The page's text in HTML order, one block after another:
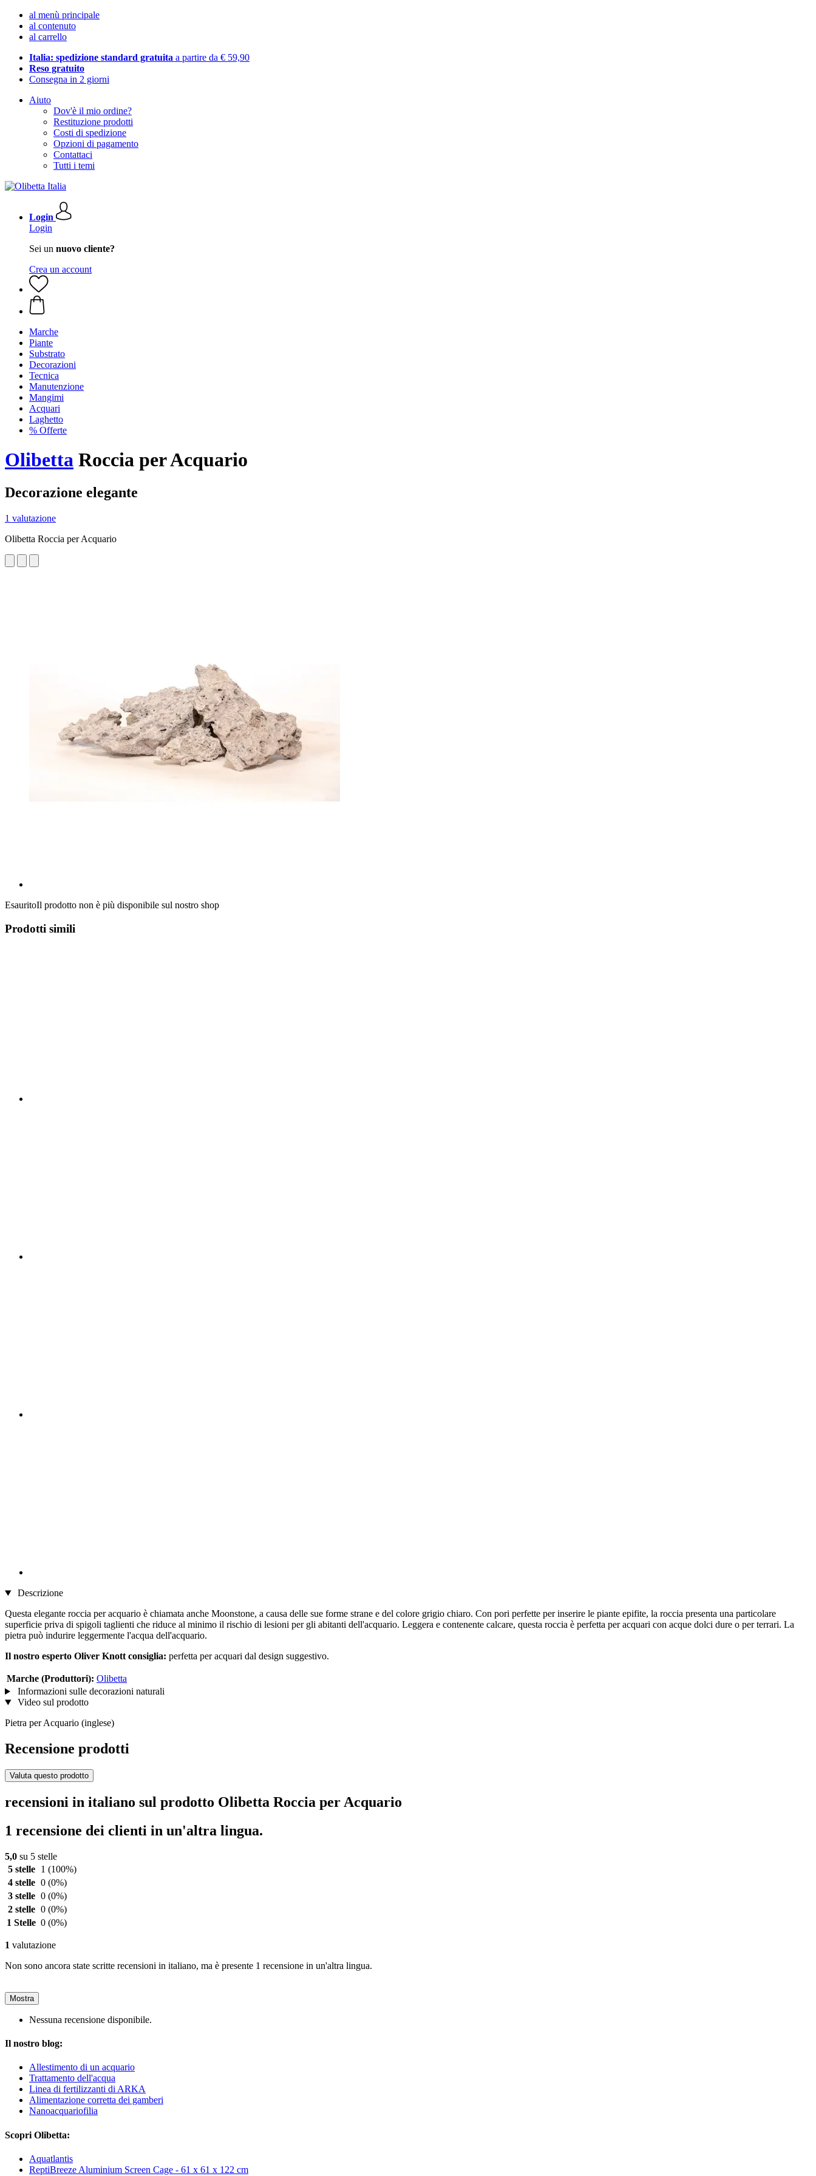
al menù principale
al contenuto
al carrello
Italia: spedizione standard gratuita a partire da € 59,90
Reso gratuito
Consegna in 2 giorni
Aiuto
Dov'è il mio ordine?
Restituzione prodotti
Costi di spedizione
Opzioni di pagamento
Contattaci
Tutti i temi
Login
Login
Sei un nuovo cliente?
Crea un account
Marche
Piante
Substrato
Decorazioni
Tecnica
Manutenzione
Mangimi
Acquari
Laghetto
% Offerte
Olibetta Roccia per Acquario
Decorazione elegante
1 valutazione
Olibetta Roccia per Acquario
EsauritoIl prodotto non è più disponibile sul nostro shop
Prodotti simili
Descrizione
Questa elegante roccia per acquario è chiamata anche Moonstone, a causa delle sue forme strane e del colore grigio chiaro. Con pori perfette per inserire le piante epifite, la roccia presenta una particolare
superficie priva di spigoli taglienti che riduce al minimo il rischio di lesioni per gli abitanti dell'acquario. Leggera e contenente calcare, questa roccia è perfetta per acquari con acque dolci dure o per terrari. La
pietra può indurire leggermente l'acqua dell'acquario.
Il nostro esperto Oliver Knott consiglia: perfetta per acquari dal design suggestivo.
Marche (Produttori): Olibetta
Informazioni sulle decorazioni naturali
Video sul prodotto
Pietra per Acquario (inglese)
Recensione prodotti
Valuta questo prodotto
recensioni in italiano sul prodotto Olibetta Roccia per Acquario
1 recensione dei clienti in un'altra lingua.
5,0 su 5 stelle
5 stelle
1 (100%)
4 stelle 0 (0%)
3 stelle 0 (0%)
2 stelle 0 (0%)
1 Stelle 0 (0%)
1 valutazione
Non sono ancora state scritte recensioni in italiano, ma è presente 1 recensione in un'altra lingua.
Mostra
Nessuna recensione disponibile.
Il nostro blog:
Allestimento di un acquario
Trattamento dell'acqua
Linea di fertilizzanti di ARKA
Alimentazione corretta dei gamberi
Nanoacquariofilia
Scopri Olibetta:
Aquatlantis
ReptiBreeze Aluminium Screen Cage - 61 x 61 x 122 cm